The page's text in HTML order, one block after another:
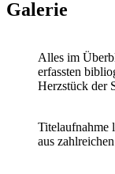
Galerie
Alles im
erfassten
Herzstück der
Titelaufnahme
aus